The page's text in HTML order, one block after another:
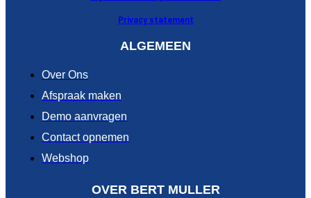
Privacy statement
ALGEMEEN
Over Ons
Afspraak maken
Demo aanvragen
Contact opnemen
Webshop
OVER BERT MULLER